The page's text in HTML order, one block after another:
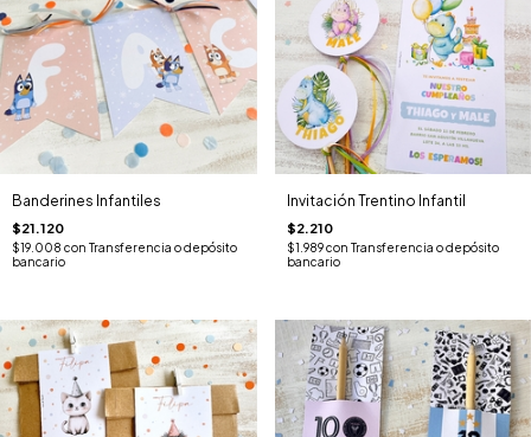
Banderines Infantiles
$21.120
$19.008 con Transferencia o depósito
bancario
Invitación Trentino Infantil
$2.210
$1.989con Transferencia o depósito
bancario